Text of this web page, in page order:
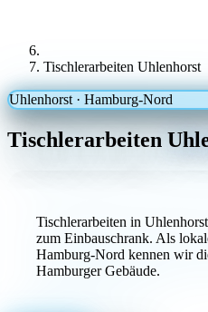
Tischlerarbeiten Uhlenhorst
Uhlenhorst · Hamburg-Nord
Tischlerarbeiten
Tischlerarbeiten in
zum Einbauschrank. Als
Hamburg-Nord kennen wir
Hamburger Gebäude.